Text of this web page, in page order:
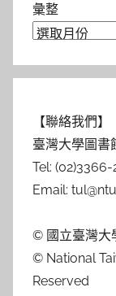
彙整
【聯絡我們】
臺灣大學圖書
Tel: (02)3366-
Email:
© 國立臺灣大
© National
Reserved